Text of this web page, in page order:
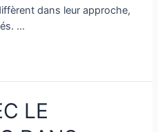
dans leur approche,
…
LE